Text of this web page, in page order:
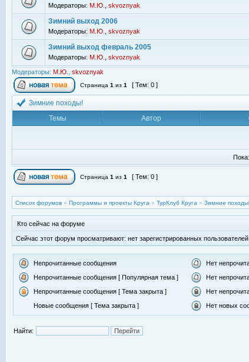
Модераторы: М.Ю. skvoznyak
Зимний выход 2006
Модераторы: М.Ю. skvoznyak
Зимний выход февраль 2005
Модераторы: М.Ю. skvoznyak
Модераторы: М.Ю. skvoznyak
Страница 1 из 1 [ Тем: 0 ]
Зимние походы!
Темы
Автор
Страница 1 из 1 [ Тем: 0 ]
Список форумов » Программы и проекты Круга » ТурКлуб Круга » Зимние походы!
Кто сейчас на форуме
Сейчас этот форум просматривают: нет зарегистрированных пользователей
Непрочитанные сообщения Нет
Непрочитанные сообщения [ Популярная тема ]
Нет
Непрочитанные сообщения [ Тема закрыта ]
Нет
Новые сообщения [ Тема закрыта ]
Нет новых
Найти: